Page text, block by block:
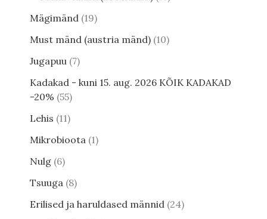
Mägimänd 19
Must mänd (austria mänd) 10
Jugapuu 7
Kadakad - kuni 15. aug. 2026 KÕIK KADAKAD
-20% 55
Lehis 11
Mikrobioota 1
Nulg 6
Tsuuga 8
Erilised ja haruldased männid 24